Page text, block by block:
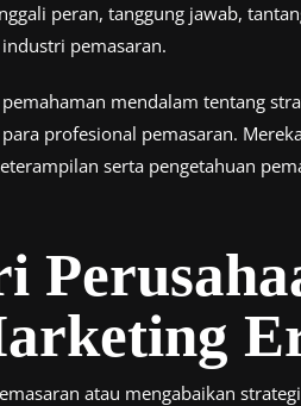
peran, tanggung jawab,
pemasaran.
mendalam tentang
profesional pemasaran.
serta pengetahuan
atau mengabaikan